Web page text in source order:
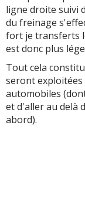
ligne droite suivi
du freinage
fort je transferts
est donc plus
Tout cela
seront
automobiles
et d'aller au delà
abord).